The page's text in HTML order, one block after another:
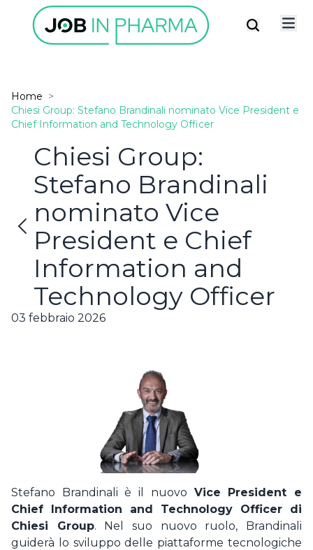
✕
Possiedi già un account?
Resta connesso
LOGIN
Hai dimenticato la password ?
REGISTRATI COME CANDIDATO
Home >
Chiesi Group: Stefano Brandinali nominato Vice President e
Chief Information and Technology Officer
Chiesi Group:
Stefano Brandinali
nominato Vice
President e Chief
Information and
Technology Officer
03 febbraio 2026
Stefano Brandinali è il nuovo Vice President e
Chief Information and Technology Officer di
Chiesi Group. Nel suo nuovo ruolo, Brandinali
guiderà lo sviluppo delle piattaforme tecnologiche
ISCRIVITI ALLA
newsletter
Accetto la privacy policy
ISCRIVITI